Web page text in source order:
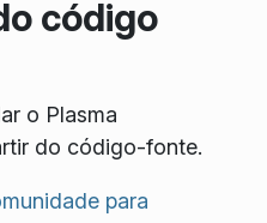
código
o Plasma
do código-fonte.
para